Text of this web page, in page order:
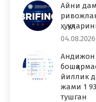
Айни
04.08.2026
Андижон
йиллик
жами 1
тушган